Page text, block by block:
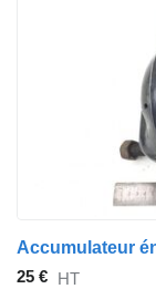
25 € HT